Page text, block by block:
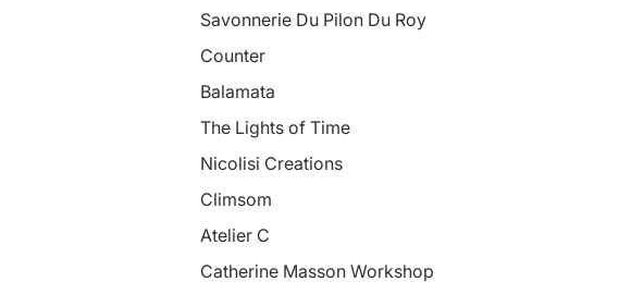
Savonnerie Du Pilon Du Roy
Counter
Balamata
The Lights of Time
Nicolisi Creations
Climsom
Atelier C
Catherine Masson Workshop